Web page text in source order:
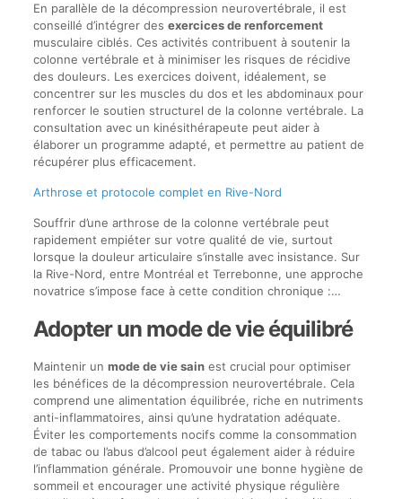
En parallèle de la décompression neurovertébrale, il est
conseillé d’intégrer des exercices de renforcement
musculaire ciblés. Ces activités contribuent à soutenir la
colonne vertébrale et à minimiser les risques de récidive
des douleurs. Les exercices doivent, idéalement, se
concentrer sur les muscles du dos et les abdominaux pour
renforcer le soutien structurel de la colonne vertébrale. La
consultation avec un kinésithérapeute peut aider à
élaborer un programme adapté, et permettre au patient de
récupérer plus efficacement.
Arthrose et protocole complet en Rive-Nord
Souffrir d’une arthrose de la colonne vertébrale peut
rapidement empiéter sur votre qualité de vie, surtout
lorsque la douleur articulaire s’installe avec insistance. Sur
la Rive-Nord, entre Montréal et Terrebonne, une approche
novatrice s’impose face à cette condition chronique :…
Adopter un mode de vie équilibré
Maintenir un mode de vie sainest crucial pour optimiser
les bénéfices de la décompression neurovertébrale. Cela
comprend une alimentation équilibrée, riche en nutriments
anti-inflammatoires, ainsi qu’une hydratation adéquate.
Éviter les comportements nocifs comme la consommation
de tabac ou l’abus d’alcool peut également aider à réduire
l’inflammation générale. Promouvoir une bonne hygiène de
sommeil et encourager une activité physique régulière